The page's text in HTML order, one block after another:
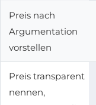
Preis nach
Argumentation
vorstellen
Preis transparent
nennen,